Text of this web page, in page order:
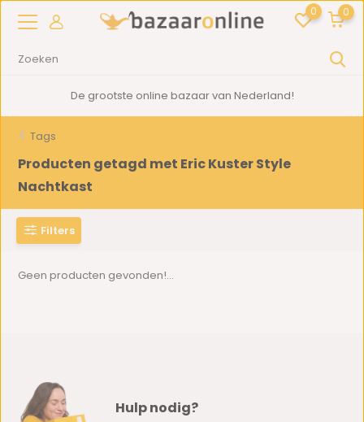
0 0
De grootste online bazaar van Nederland!
Tags
Producten getagd met Eric Kuster Style
Nachtkast
Filters
Geen producten gevonden!...
Hulp nodig?